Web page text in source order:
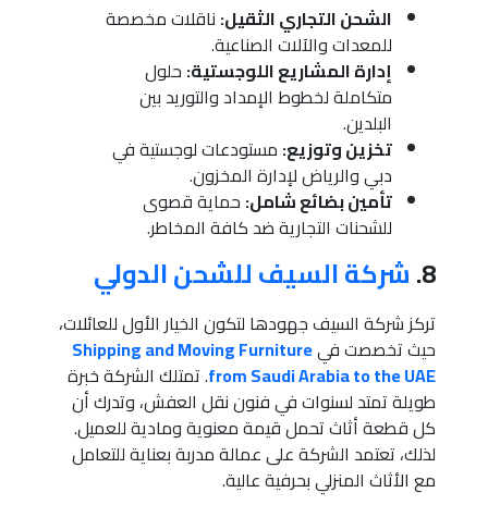
الشحن التجاري الثقيل: ناقلات مخصصة
للمعدات والآلات الصناعية.
إدارة المشاريع اللوجستية: حلول
متكاملة لخطوط الإمداد والتوريد بين
البلدين.
تخزين وتوزيع: مستودعات لوجستية في
دبي والرياض لإدارة المخزون.
تأمين بضائع شامل: حماية قصوى
للشحنات التجارية ضد كافة المخاطر.
8. شركة السيف للشحن الدولي
تركز شركة السيف جهودها لتكون الخيار الأول للعائلات،
حيث تخصصت فيShipping and Moving Furniture
from Saudi Arabia to the UAE. تمتلك الشركة خبرة
طويلة تمتد لسنوات في فنون نقل العفش، وتدرك أن
كل قطعة أثاث تحمل قيمة معنوية ومادية للعميل.
لذلك، تعتمد الشركة على عمالة مدربة بعناية للتعامل
مع الأثاث المنزلي بحرفية عالية.